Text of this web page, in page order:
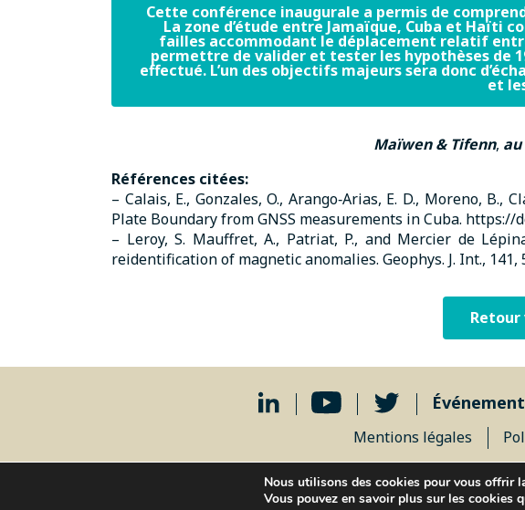
Cette conférence inaugurale a permis de
La zone d’étude entre Jamaïque, Cuba et Haïti
failles accommodant le déplacement relatif
permettre de valider et tester les hypothèses de
effectué. L’un des objectifs majeurs sera donc
et
Maïwen & Tifenn,
Références citées:
– Calais, E., Gonzales, O., Arango‐Arias, E. D., Moreno,
Plate Boundary from GNSS measurements in Cuba. https://
– Leroy, S. Mauffret, A., Patriat, P., and Mercier de
reidentification of magnetic anomalies. Geophys. J. Int., 141,
Retour
Mentions légales
©
IUEM, rue
Nous utilisons des cookies pour vous offrir
Vous pouvez en savoir plus sur les cookies